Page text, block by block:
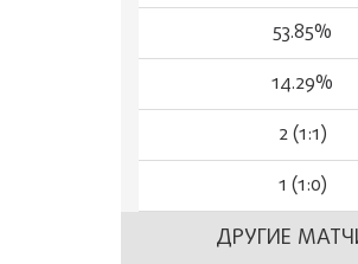
53.85%
14.29%
2 (1:1)
1 (1:0)
ДРУГИЕ